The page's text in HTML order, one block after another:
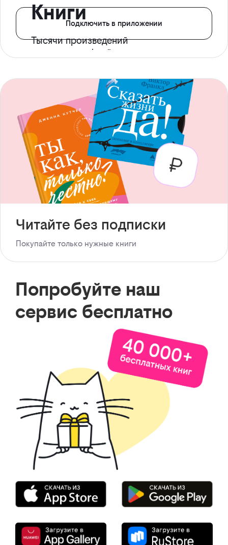
Книги
Тысячи произведений
с доступом офлайн
Подключить в приложении
Читайте без подписки
Покупайте только нужные книги
Попробуйте наш
сервис бесплатно